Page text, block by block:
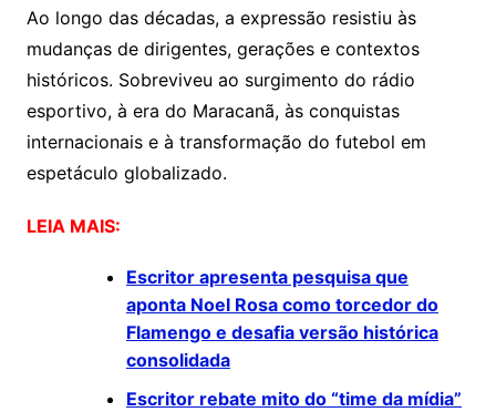
Ao longo das décadas, a expressão resistiu às
mudanças de dirigentes, gerações e contextos
históricos. Sobreviveu ao surgimento do rádio
esportivo, à era do Maracanã, às conquistas
internacionais e à transformação do futebol em
espetáculo globalizado.
LEIA MAIS:
Escritor apresenta pesquisa que
aponta Noel Rosa como torcedor do
Flamengo e desafia versão histórica
consolidada
Escritor rebate mito do “time da mídia”